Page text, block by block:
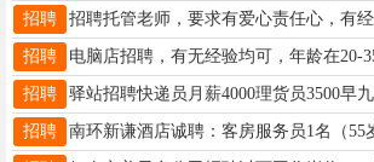
招聘
招聘
招聘
招聘